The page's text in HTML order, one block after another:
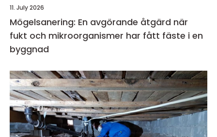
11. July 2026
Mögelsanering: En avgörande åtgärd när
fukt och mikroorganismer har fått fäste i en
byggnad